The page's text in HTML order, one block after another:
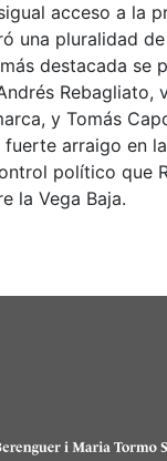
acceso a la
una pluralidad
destacada se
Rebagliato,
y Tomás
arraigo en
político que
la Vega Baja.